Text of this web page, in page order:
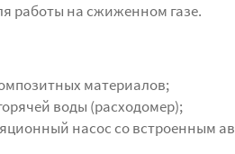
работы на сжиженном газе.
материалов;
воды (расходомер);
насос со встроенным